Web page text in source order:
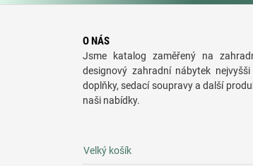
O NÁS
Jsme katalog zaměřený na
designový zahradní nábytek
doplňky, sedací soupravy a další
naši nabídky.
Velký košík